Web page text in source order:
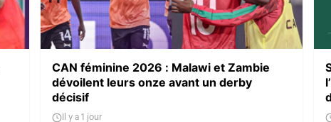
CAN féminine 2026 : Malawi et Zambie
dévoilent leurs onze avant un derby
décisif
Il y a 1 jour